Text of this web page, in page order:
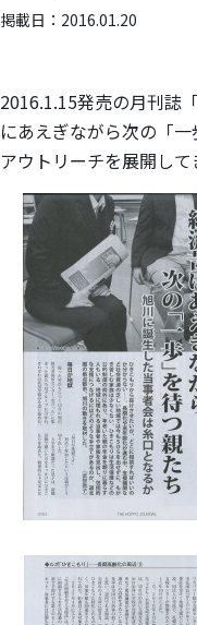
掲載日：2016.01.20
2016.1.15発売の月刊誌
にあえぎながら次の「
アウトリーチを展開して